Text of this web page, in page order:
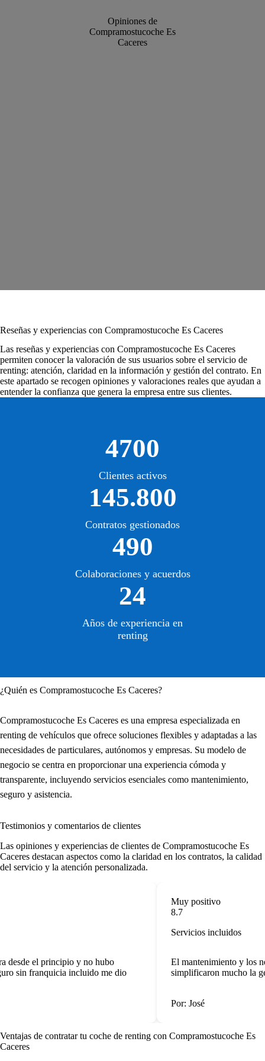
Opiniones de
Compramostucoche Es
Caceres
Reseñas y experiencias con Compramostucoche Es Caceres
Las reseñas y experiencias con Compramostucoche Es Caceres
permiten conocer la valoración de sus usuarios sobre el servicio de
renting: atención, claridad en la información y gestión del contrato. En
este apartado se recogen opiniones y valoraciones reales que ayudan a
entender la confianza que genera la empresa entre sus clientes.
4700
Clientes activos
145.800
Contratos gestionados
490
Colaboraciones y acuerdos
24
Años de experiencia en
renting
¿Quién es Compramostucoche Es Caceres?
Compramostucoche Es Caceres es una empresa especializada en
renting de vehículos que ofrece soluciones flexibles y adaptadas a las
necesidades de particulares, autónomos y empresas. Su modelo de
negocio se centra en proporcionar una experiencia cómoda y
transparente, incluyendo servicios esenciales como mantenimiento,
seguro y asistencia.
Testimonios y comentarios de clientes
Las opiniones y experiencias de clientes de Compramostucoche Es
Caceres destacan aspectos como la claridad en los contratos, la calidad
del servicio y la atención personalizada.
desde el principio y no hubo
sin franquicia incluido me dio
Muy positivo
8.7
Servicios incluidos
El mantenimiento y los
simplificaron mucho la
Por: José
Ventajas de contratar tu coche de renting con Compramostucoche Es
Caceres